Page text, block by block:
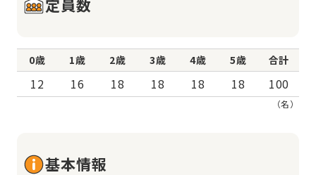
定員数
0歳 1歳 2歳 3歳 4歳 5歳 合計
12 16 18 18 18 18 100
（名）
基本情報